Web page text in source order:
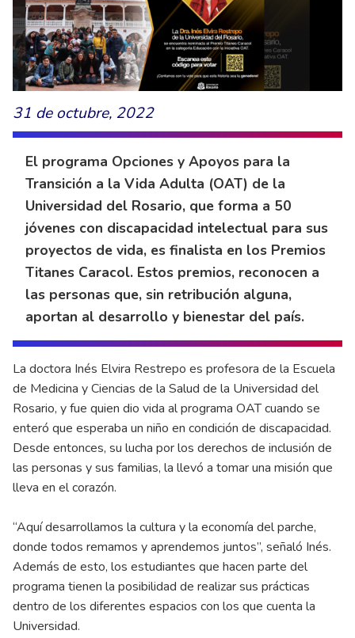
31 de octubre, 2022
El programa Opciones y Apoyos para la
Transición a la Vida Adulta (OAT) de la
Universidad del Rosario, que forma a 50
jóvenes con discapacidad intelectual para sus
proyectos de vida, es finalista en los Premios
Titanes Caracol. Estos premios, reconocen a
las personas que, sin retribución alguna,
aportan al desarrollo y bienestar del país.
La doctora Inés Elvira Restrepo es profesora de la Escuela
de Medicina y Ciencias de la Salud de la Universidad del
Rosario, y fue quien dio vida al programa OAT cuando se
enteró que esperaba un niño en condición de discapacidad.
Desde entonces, su lucha por los derechos de inclusión de
las personas y sus familias, la llevó a tomar una misión que
lleva en el corazón.
“Aquí desarrollamos la cultura y la economía del parche,
donde todos remamos y aprendemos juntos”, señaló Inés.
Además de esto, los estudiantes que hacen parte del
programa tienen la posibilidad de realizar sus prácticas
dentro de los diferentes espacios con los que cuenta la
Universidad.